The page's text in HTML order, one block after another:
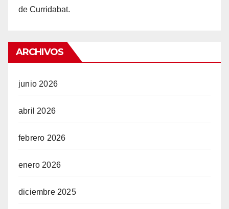
de Curridabat.
ARCHIVOS
junio 2026
abril 2026
febrero 2026
enero 2026
diciembre 2025